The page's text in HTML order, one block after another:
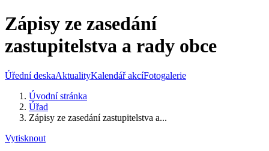
Zápisy ze zasedání
zastupitelstva a rady obce
Úřední deskaAktualityKalendář akcíFotogalerie
Úvodní stránka
Úřad
Zápisy ze zasedání zastupitelstva a...
Vytisknout